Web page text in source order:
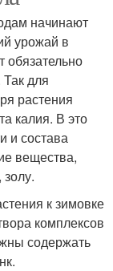
начинают
урожай в
обязательно
для
растения
калия. В это
и состава
вещества,
к зимовке
комплексов
содержать